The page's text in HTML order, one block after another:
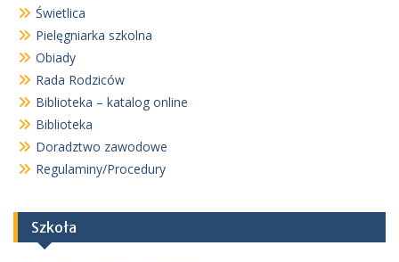
Świetlica
Pielęgniarka szkolna
Obiady
Rada Rodziców
Biblioteka – katalog online
Biblioteka
Doradztwo zawodowe
Regulaminy/Procedury
Szkoła